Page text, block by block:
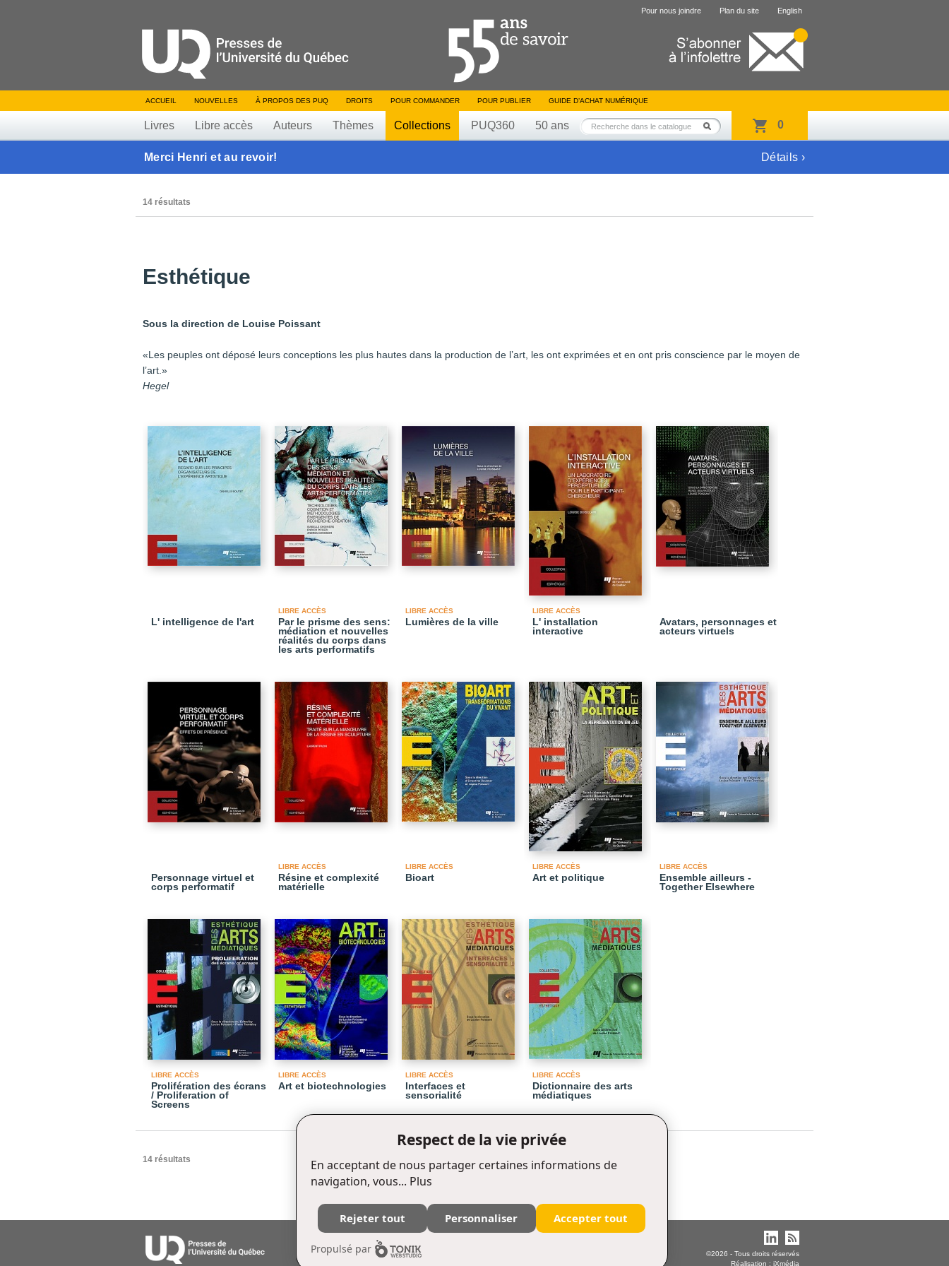
Pour nous joindre Plan du site English
ACCUEIL NOUVELLES À PROPOS DES PUQ DROITS POUR COMMANDER POUR PUBLIER GUIDE D’ACHAT NUMÉRIQUE
Livres Libre accès Auteurs Thèmes Collections PUQ360 50 ans 0
Merci Henri et au revoir! Détails ›
14 résultats
Esthétique
Sous la direction de Louise Poissant
«Les peuples ont déposé leurs conceptions les plus hautes dans la production de l’art, les ont exprimées et en ont pris conscience par le moyen de
l’art.»
Hegel
L' intelligence de l'art
LIBRE ACCÈS
Par le prisme des sens:
médiation et nouvelles
réalités du corps dans
les arts performatifs
LIBRE ACCÈS
Lumières de la ville
LIBRE ACCÈS
L' installation
interactive
Avatars, personnages et
acteurs virtuels
Personnage virtuel et
corps performatif
LIBRE ACCÈS
Résine et complexité
matérielle
LIBRE ACCÈS
Bioart
LIBRE ACCÈS
Art et politique
LIBRE ACCÈS
Ensemble ailleurs -
Together Elsewhere
LIBRE ACCÈS
Prolifération des écrans
/ Proliferation of
Screens
LIBRE ACCÈS
Art et biotechnologies
LIBRE ACCÈS
Interfaces et
sensorialité
LIBRE ACCÈS
Dictionnaire des arts
médiatiques
14 résultats
Édifice Fleurie, 480, de La Chapelle, bureau F015, Québec (Québec) Canada G1K 0B6
Tél. : (418) 657-4399 Téléc. : (418) 657-2096 puq@puq.ca
©2026 - Tous droits réservés
Réalisation : iXmédia
Respect de la vie privée
En acceptant de nous partager certaines informations de
navigation, vous... Plus
Rejeter tout Personnaliser Accepter tout
Propulsé par